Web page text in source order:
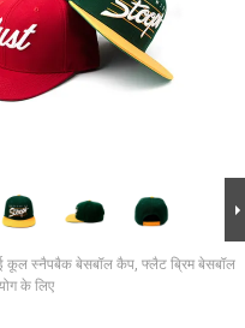
कूल स्नैपबैक बेसबॉल कैप, फ्लैट ब्रिम बेसबॉल
के लिए